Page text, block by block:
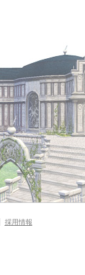
採用情報